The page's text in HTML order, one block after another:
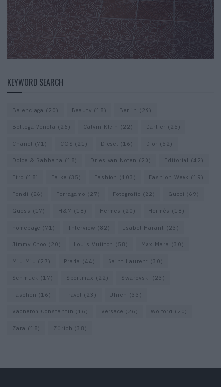
KEYWORD SEARCH
Balenciaga (20) Beauty (18) Berlin (29)
Bottega Veneta (26) Calvin Klein (22) Cartier (25)
Chanel (71) COS (21) Diesel (16) Dior (52)
Dolce & Gabbana (18) Dries van Noten (20) Editorial (42)
Etro (18) Falke (35) Fashion (103) Fashion Week (19)
Fendi (26) Ferragamo (27) Fotografie (22) Gucci (69)
Guess (17) H&M (18) Hermes (20) Hermès (18)
homepage (71) Interview (82) Isabel Marant (23)
Jimmy Choo (20) Louis Vuitton (58) Max Mara (30)
Miu Miu (27) Prada (44) Saint Laurent (30)
Schmuck (17) Sportmax (22) Swarovski (23)
Taschen (16) Travel (23) Uhren (33)
Vacheron Constantin (16) Versace (26) Wolford (20)
Zara (18) Zürich (38)